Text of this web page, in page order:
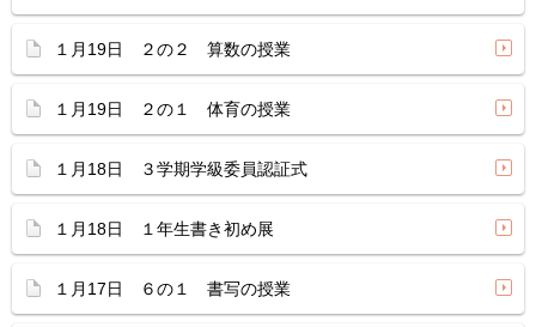
１月19日 ２の２ 算数の授業
１月19日 ２の１ 体育の授業
１月18日 ３学期学級委員認証式
１月18日 １年生書き初め展
１月17日 ６の１ 書写の授業